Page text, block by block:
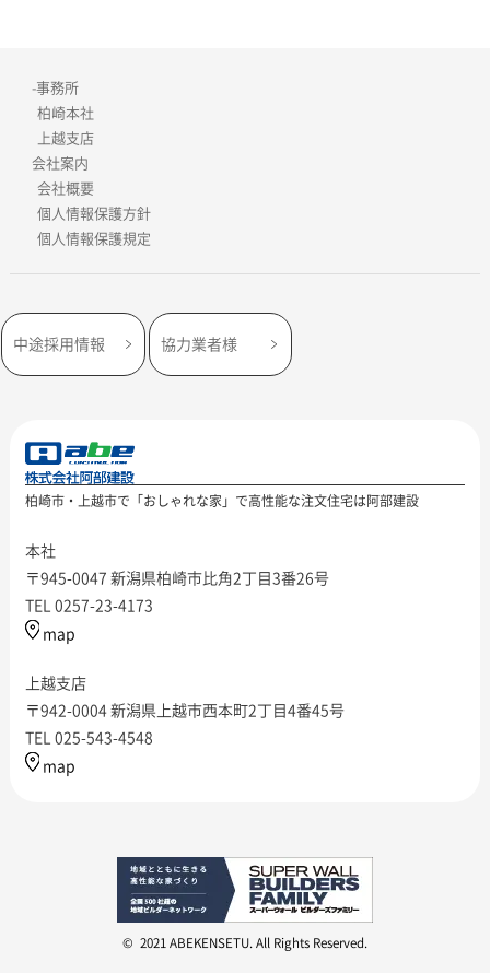
-事務所
柏崎本社
上越支店
会社案内
会社概要
個人情報保護方針
個人情報保護規定
中途採用情報 協力業者様
柏崎市・上越市で「おしゃれな家」で高性能な注文住宅は阿部建設
本社
〒945-0047 新潟県柏崎市比角2丁目3番26号
TEL 0257-23-4173
map
上越支店
〒942-0004 新潟県上越市西本町2丁目4番45号
TEL 025-543-4548
map
© 2021 ABEKENSETU. All Rights Reserved.